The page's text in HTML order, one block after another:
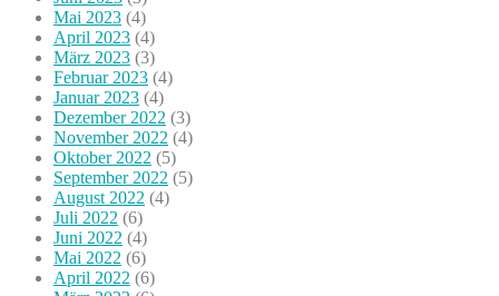
Mai 2023 (4)
April 2023 (4)
März 2023 (3)
Februar 2023 (4)
Januar 2023 (4)
Dezember 2022 (3)
November 2022 (4)
Oktober 2022 (5)
September 2022 (5)
August 2022 (4)
Juli 2022 (6)
Juni 2022 (4)
Mai 2022 (6)
April 2022 (6)